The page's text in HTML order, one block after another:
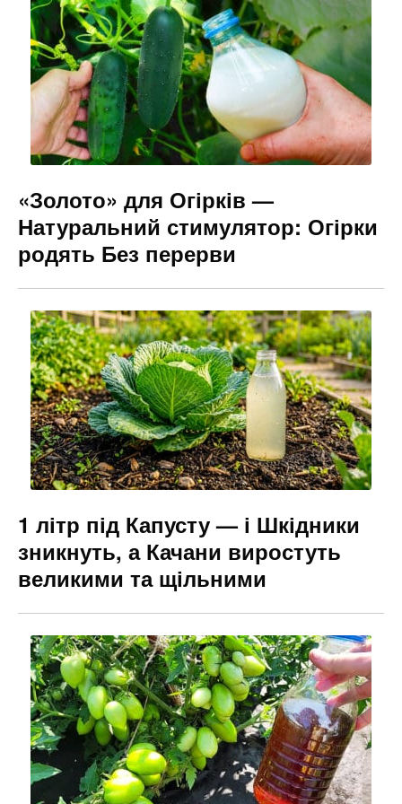
o
k
g
er
«Золото» для Огірків —
Натуральний стимулятор: Огірки
родять Без перерви
1 літр під Капусту — і Шкідники
зникнуть, а Качани виростуть
великими та щільними